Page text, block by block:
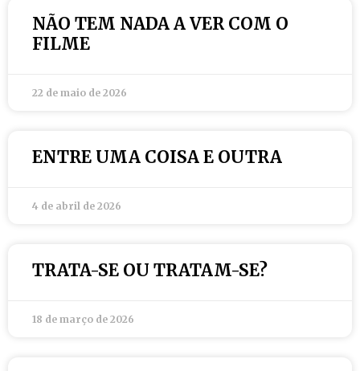
NÃO TEM NADA A VER COM O
FILME
22 de maio de 2026
ENTRE UMA COISA E OUTRA
4 de abril de 2026
TRATA-SE OU TRATAM-SE?
18 de março de 2026